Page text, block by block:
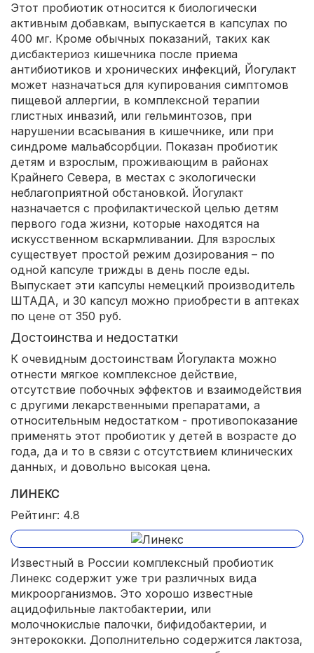
Этот пробиотик относится к биологически
активным добавкам, выпускается в капсулах по
400 мг. Кроме обычных показаний, таких как
дисбактериоз кишечника после приема
антибиотиков и хронических инфекций, Йогулакт
может назначаться для купирования симптомов
пищевой аллергии, в комплексной терапии
глистных инвазий, или гельминтозов, при
нарушении всасывания в кишечнике, или при
синдроме мальабсорбции. Показан пробиотик
детям и взрослым, проживающим в районах
Крайнего Севера, в местах с экологически
неблагоприятной обстановкой. Йогулакт
назначается с профилактической целью детям
первого года жизни, которые находятся на
искусственном вскармливании. Для взрослых
существует простой режим дозирования – по
одной капсуле трижды в день после еды.
Выпускает эти капсулы немецкий производитель
ШТАДА, и 30 капсул можно приобрести в аптеках
по цене от 350 руб.
Достоинства и недостатки
К очевидным достоинствам Йогулакта можно
отнести мягкое комплексное действие,
отсутствие побочных эффектов и взаимодействия
с другими лекарственными препаратами, а
относительным недостатком - противопоказание
применять этот пробиотик у детей в возрасте до
года, да и то в связи с отсутствием клинических
данных, и довольно высокая цена.
ЛИНЕКС
Рейтинг: 4.8
Известный в России комплексный пробиотик
Линекс содержит уже три различных вида
микроорганизмов. Это хорошо известные
ацидофильные лактобактерии, или
молочнокислые палочки, бифидобактерии, и
энтерококки. Дополнительно содержится лактоза,